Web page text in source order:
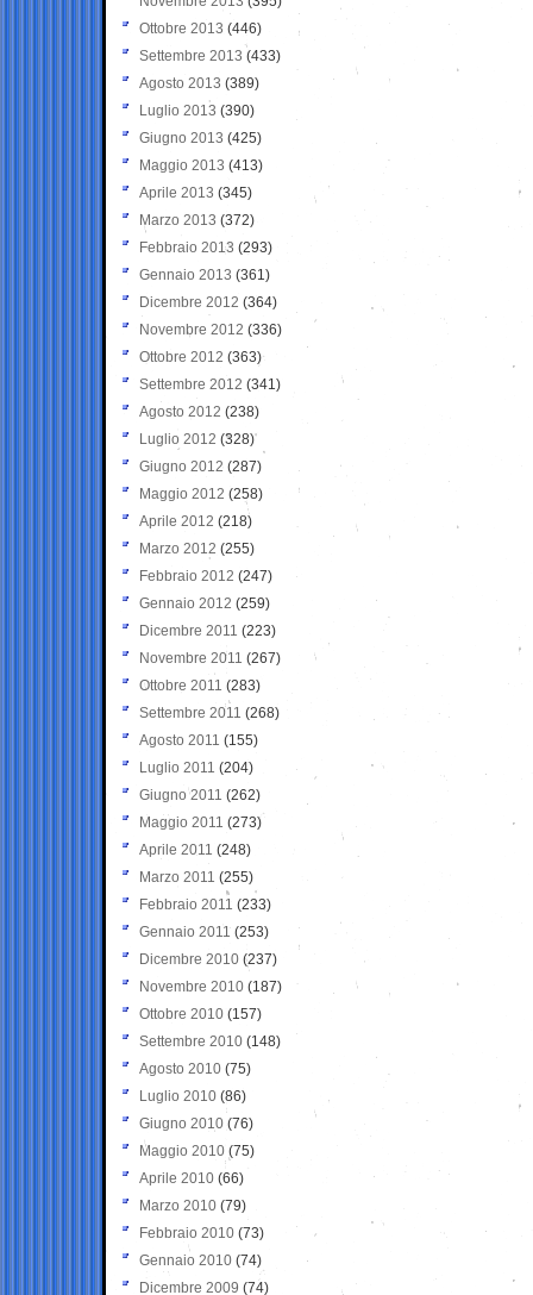
Ottobre 2013 (446)
Settembre 2013 (433)
Agosto 2013 (389)
Luglio 2013 (390)
Giugno 2013 (425)
Maggio 2013 (413)
Aprile 2013 (345)
Marzo 2013 (372)
Febbraio 2013 (293)
Gennaio 2013 (361)
Dicembre 2012 (364)
Novembre 2012 (336)
Ottobre 2012 (363)
Settembre 2012 (341)
Agosto 2012 (238)
Luglio 2012 (328)
Giugno 2012 (287)
Maggio 2012 (258)
Aprile 2012 (218)
Marzo 2012 (255)
Febbraio 2012 (247)
Gennaio 2012 (259)
Dicembre 2011 (223)
Novembre 2011 (267)
Ottobre 2011 (283)
Settembre 2011 (268)
Agosto 2011 (155)
Luglio 2011 (204)
Giugno 2011 (262)
Maggio 2011 (273)
Aprile 2011 (248)
Marzo 2011 (255)
Febbraio 2011 (233)
Gennaio 2011 (253)
Dicembre 2010 (237)
Novembre 2010 (187)
Ottobre 2010 (157)
Settembre 2010 (148)
Agosto 2010 (75)
Luglio 2010 (86)
Giugno 2010 (76)
Maggio 2010 (75)
Aprile 2010 (66)
Marzo 2010 (79)
Febbraio 2010 (73)
Gennaio 2010 (74)
Dicembre 2009 (74)